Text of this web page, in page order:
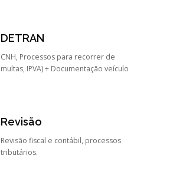
DETRAN
CNH, Processos para recorrer de
multas, IPVA) + Documentação veículo
Revisão
Revisão fiscal e contábil, processos
tributários.